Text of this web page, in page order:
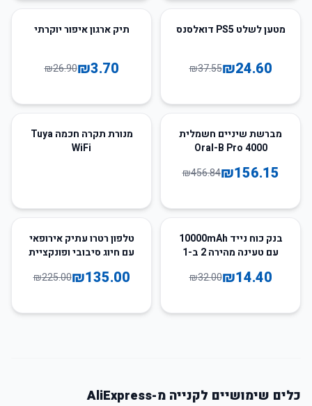
34%מטען לשלט PS5 דואלסנס
₪24.60
₪37.55
86
תיק ארגון איפור יוקרתי
₪3.70
₪26.90
66
מברשת שיניים חשמלית
Oral-B Pro 4000
₪156.15
₪456.84
מנורת תקרה חכמה Tuya
WiFi
55
בנק כוח נייד 10000mAh
עם טעינה מהירה 2 ב-1
₪14.40
₪32.00
40
טלפון רטרו עתיק אירופאי
עם חיוג סיבובי ופונקציית
₪135.00
₪225.00
כלים שימושיים לקנייה מ-AliExpress